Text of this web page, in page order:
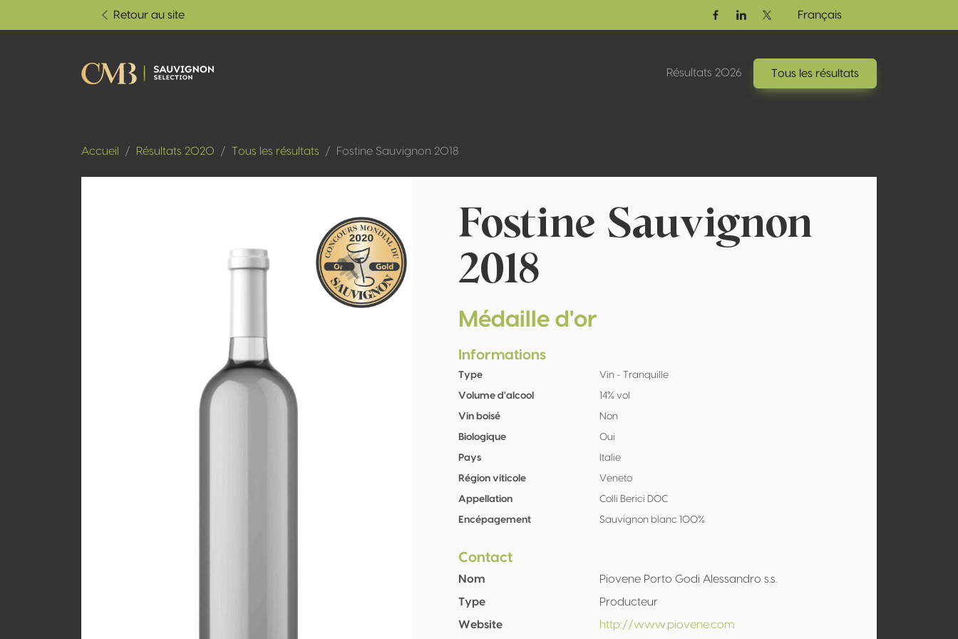
Retour au site
FacebookLinkedinTwitter / X
Français
Résultats 2026 Tous les résultats
Accueil Résultats 2020 Tous les résultats Fostine Sauvignon 2018
Fostine Sauvignon
2018
Médaille d'or
Informations
Type Vin - Tranquille
Volume d'alcool 14% vol
Vin boisé Non
Biologique Oui
Pays Italie
Région viticole Veneto
Appellation Colli Berici DOC
Encépagement Sauvignon blanc 100%
Contact
Nom
Piovene Porto Godi Alessandro s.s.
Type
Producteur
Website
http://www.piovene.com